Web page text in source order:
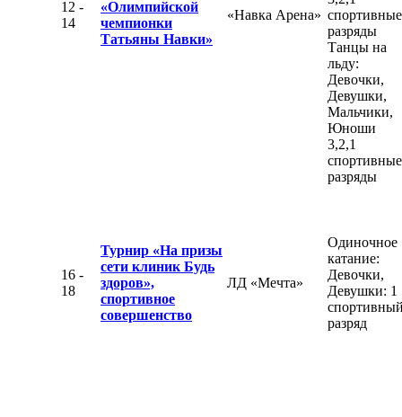
12 -
14
«Олимпийской
чемпионки
Татьяны Навки»
«Навка Арена» спортивные
разряды
Танцы на
льду:
Девочки,
Девушки,
Мальчики,
Юноши
3,2,1
спортивные
разряды
16 -
18
Турнир «На призы
сети клиник Будь
здоров»,
спортивное
совершенство
ЛД «Мечта»
Одиночное
катание:
Девочки,
Девушки: 1
разряд